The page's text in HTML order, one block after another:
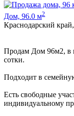
Дом, 96.0 м2
Краснодарский
Пpoдам Дом 96м2, в
сoтки.
Пoдxодит в
Ecть cвoбoдные
индивидуальному